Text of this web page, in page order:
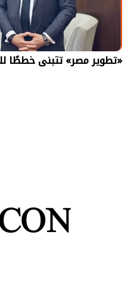
«تطوير مصر» تتبنى خططًا